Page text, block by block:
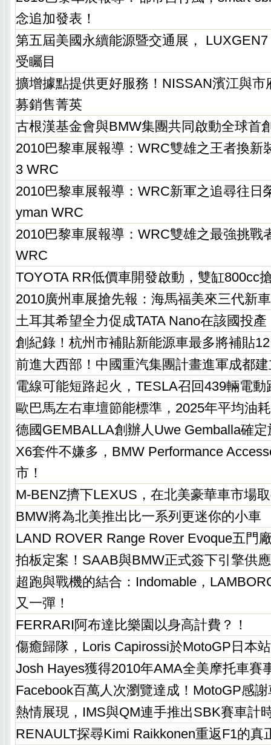
念追加發表！
第五屆美國永續能源暨交通展，
受矚目
擴增據點提供更好服務！NISSAN濱江與市
募銷售菁英
古根漢基金會與BMW集團共同啟動全球首
2010巴黎車展報導：WRC雙雄之王者換新
3 WRC
2010巴黎車展報導：WRC新軍之追尋往日
yman WRC
2010巴黎車展報導：WRC雙雄之最強挑戰
WRC
TOYOTA RR低價車開發啟動，雙缸800cc
2010廣州車展搶先報：海馬福美來三代新
土耳其希望全力促成TATA Nano在該國投產
創紀錄！杭州市補貼新能源車最多將補貼
前進大西部！中國重汽集團計畫進軍成都
電線可能短路起火，TESLA召回439輛電動
歐巴馬左右車壇節能標準，2025年平均油
德國GEMBALLA創辦人Uwe Gemballa確
X6套件不嫌多，BMW Performance
市！
M-BENZ擠下LEXUS，在北美豪華車市場
BMW將為北美推出比一系列更迷你的小車
LAND ROVER Range Rover Evoque五門
拍板定案！SAAB與BMW正式簽下引擎供
超跑與戰機的結合：Indomable，
又一彈！
FERRARI阿布達比樂園以身高計費？！
傷癒歸隊，Loris Capirossi於MotoGP日本
Josh Hayes獲得2010年AMA全美摩托車賽
Facebook百萬人次瀏覽達成！MotoGP感
熱情展現，IMS與QM連手推出SBK賽車計
RENAULT探尋Kimi Raikkonen重返F1的真